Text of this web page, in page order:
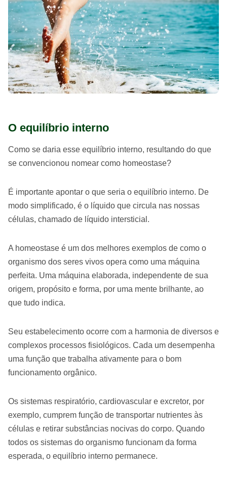
O equilíbrio interno
Como se daria esse equilíbrio interno, resultando do que
se convencionou nomear como homeostase?
É importante apontar o que seria o equilíbrio interno. De
modo simplificado, é o líquido que circula nas nossas
células, chamado de líquido intersticial.
A homeostase é um dos melhores exemplos de como o
organismo dos seres vivos opera como uma máquina
perfeita. Uma máquina elaborada, independente de sua
origem, propósito e forma, por uma mente brilhante, ao
que tudo indica.
Seu estabelecimento ocorre com a harmonia de diversos e
complexos processos fisiológicos. Cada um desempenha
uma função que trabalha ativamente para o bom
funcionamento orgânico.
Os sistemas respiratório, cardiovascular e excretor, por
exemplo, cumprem função de transportar nutrientes às
células e retirar substâncias nocivas do corpo. Quando
todos os sistemas do organismo funcionam da forma
esperada, o equilíbrio interno permanece.